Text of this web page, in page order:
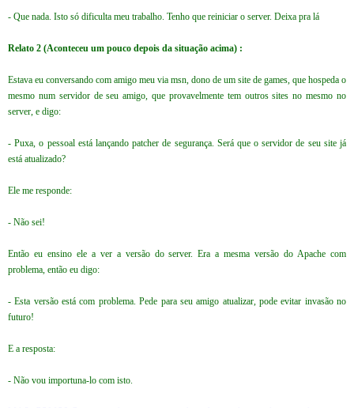
- Que nada. Isto só dificulta meu trabalho. Tenho que reiniciar o server. Deixa pra lá
Relato 2 (Aconteceu um pouco depois da situação acima) :
Estava eu conversando com amigo meu via msn, dono de um site de games, que hospeda o
mesmo num servidor de seu amigo, que provavelmente tem outros sites no mesmo no
server, e digo:
- Puxa, o pessoal está lançando patcher de segurança. Será que o servidor de seu site já
está atualizado?
Ele me responde:
- Não sei!
Então eu ensino ele a ver a versão do server. Era a mesma versão do Apache com
problema, então eu digo:
- Esta versão está com problema. Pede para seu amigo atualizar, pode evitar invasão no
futuro!
E a resposta:
- Não vou importuna-lo com isto.